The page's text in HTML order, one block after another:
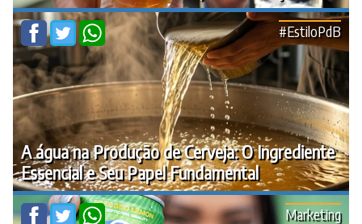
A água na Produção de Cerveja: O Ingrediente
Essencial e Seu Papel Fundamental
#EstiloPdB
Marketing